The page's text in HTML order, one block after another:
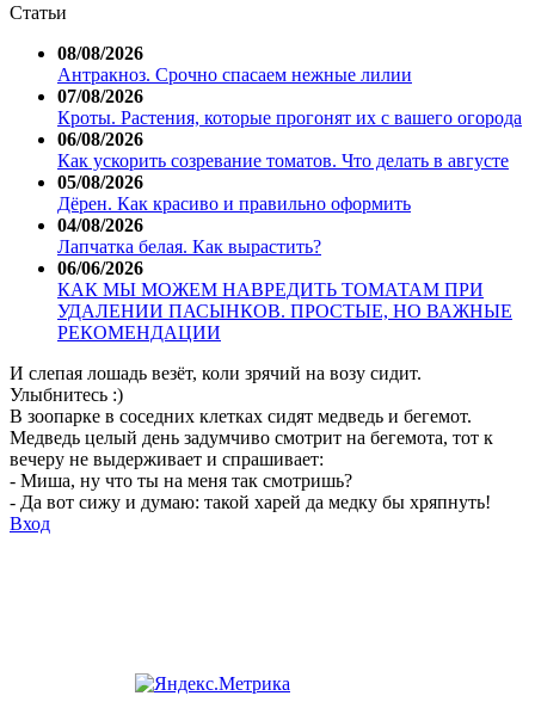
Статьи
08/08/2026
Антракноз. Срочно спасаем нежные лилии
07/08/2026
Кроты. Растения, которые прогонят их с вашего огорода
06/08/2026
Как ускорить созревание томатов. Что делать в августе
05/08/2026
Дёрен. Как красиво и правильно оформить
04/08/2026
Лапчатка белая. Как вырастить?
06/06/2026
КАК МЫ МОЖЕМ НАВРЕДИТЬ ТОМАТАМ ПРИ
УДАЛЕНИИ ПАСЫНКОВ. ПРОСТЫЕ, НО ВАЖНЫЕ
РЕКОМЕНДАЦИИ
И слепая лошадь везёт, коли зрячий на возу сидит.
Улыбнитесь :)
В зоопарке в соседних клетках сидят медведь и бегемот.
Медведь целый день задумчиво смотрит на бегемота, тот к
вечеру не выдерживает и спрашивает:
- Миша, ну что ты на меня так смотришь?
- Да вот сижу и думаю: такой харей да медку бы хряпнуть!
Вход